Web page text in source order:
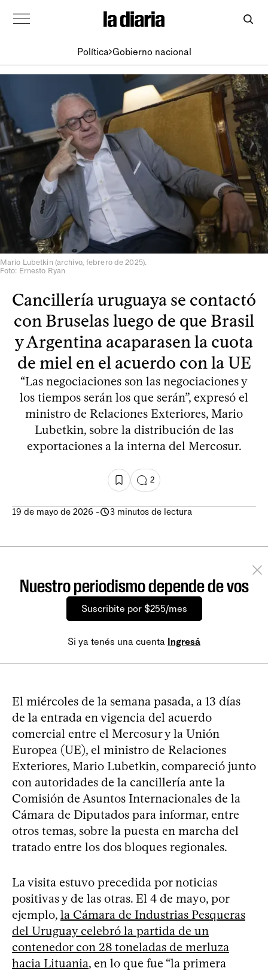
Política Gobierno nacional
Mario Lubetkin (archivo, febrero de 2025).
Foto: Ernesto Ryan
Cancillería uruguaya se contactó
con Bruselas luego de que Brasil
y Argentina acaparasen la cuota
de miel en el acuerdo con la UE
“Las negociaciones son las negociaciones y
los tiempos serán los que serán”, expresó el
ministro de Relaciones Exteriores, Mario
Lubetkin, sobre la distribución de las
exportaciones a la interna del Mercosur.
2
19 de mayo de 2026 - 3 minutos de lectura
Nuestro periodismo depende de vos
Suscribite por $255/mes
Si ya tenés una cuenta Ingresá
El miércoles de la semana pasada, a 13 días
de la entrada en vigencia del acuerdo
comercial entre el Mercosur y la Unión
Europea (UE), el ministro de Relaciones
Exteriores, Mario Lubetkin, compareció junto
con autoridades de la cancillería ante la
Comisión de Asuntos Internacionales de la
Cámara de Diputados para informar, entre
otros temas, sobre la puesta en marcha del
tratado entre los dos bloques regionales.
La visita estuvo precedida por noticias
positivas y de las otras. El 4 de mayo, por
ejemplo, la Cámara de Industrias Pesqueras
del Uruguay celebró la partida de un
contenedor con 28 toneladas de merluza
hacia Lituania, en lo que fue “la primera